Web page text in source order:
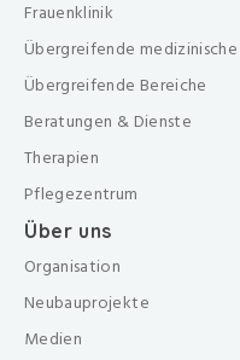
Frauenklinik
Übergreifende
Übergreifende Bereiche
Beratungen & Dienste
Therapien
Pflegezentrum
Über uns
Organisation
Neubauprojekte
Medien